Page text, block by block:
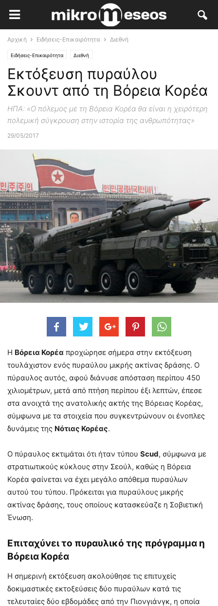
Αρχική Ειδήσεις-Επικαιρότητα Διεθνή
Ειδήσεις-Επικαιρότητα Διεθνή
Εκτόξευση πυραύλου
Σκουντ από τη Βόρεια Κορέα
ΗΠΑ: «Ο πόλεμος με τη Βόρεια Κορέα θα είναι η χειρότερη
πολεμική σύγκρουση στην ιστορία της ανθρωπότητας»
29/05/2017
Η Βόρεια Κορέα προχώρησε σήμερα στην εκτόξευση
τουλάχιστον ενός πυραύλου μικρής ακτίνας δράσης. Ο
πύραυλος αυτός, αφού διάνυσε απόσταση περίπου 450
χιλιομέτρων, μετά από πτήση περίπου έξι λεπτών, έπεσε
στα ανοιχτά της ανατολικής ακτής της Βόρειας Κορέας,
σύμφωνα με τα στοιχεία που συγκεντρώνουν οι ένοπλες
δυνάμεις της Νότιας Κορέας.
Ο πύραυλος εκτιμάται ότι ήταν τύπου Scud, σύμφωνα με
στρατιωτικούς κύκλους στην Σεούλ, καθώς η Βόρεια
Κορέα φαίνεται να έχει μεγάλο απόθεμα πυραύλων
αυτού του τύπου. Πρόκειται για πυραύλους μικρής
ακτίνας δράσης, τους οποίους κατασκεύαζε η Σοβιετική
Ένωση.
Επιταχύνει το πυραυλικό της πρόγραμμα η
Βόρεια Κορέα
Η σημερινή εκτόξευση ακολούθησε τις επιτυχείς
δοκιμαστικές εκτοξεύσεις δύο πυραύλων κατά τις
τελευταίες δύο εβδομάδες από την Πιονγιάνγκ, η οποία